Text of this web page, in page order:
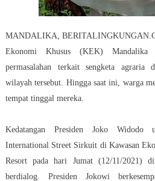
MANDALIKA,
Ekonomi Khusus (KEK) Mandalika
permasalahan terkait sengketa agraria
wilayah tersebut. Hingga saat ini, warga
tempat tinggal mereka.
Kedatangan Presiden Joko Widodo
International Street Sirkuit di Kawasan
Resort pada hari Jumat (12/11/2021)
berdialog. Presiden Jokowi